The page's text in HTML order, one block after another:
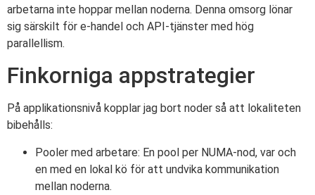
arbetarna inte hoppar mellan noderna. Denna omsorg lönar
sig särskilt för e-handel och API-tjänster med hög
parallellism.
Finkorniga appstrategier
På applikationsnivå kopplar jag bort noder så att lokaliteten
bibehålls:
Pooler med arbetare: En pool per NUMA-nod, var och
en med en lokal kö för att undvika kommunikation
mellan noderna.